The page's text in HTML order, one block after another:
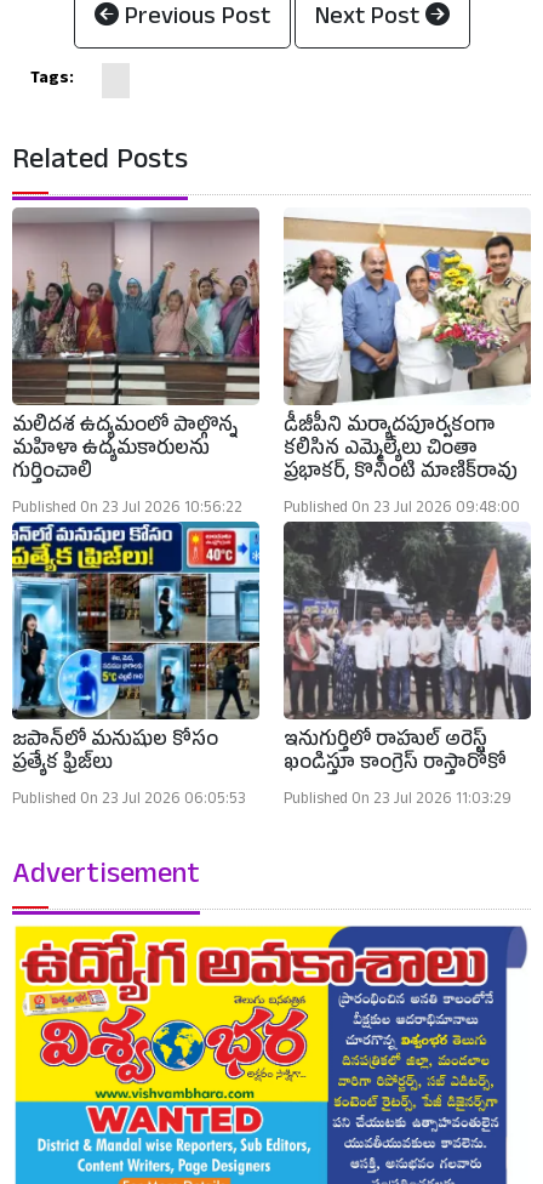
Previous Post Next Post
Tags:
Related Posts
మలిదశ ఉద్యమంలో పాల్గొన్న
మహిళా ఉద్యమకారులను
గుర్తించాలి
Published On 23 Jul 2026 10:56:22
డీజీపీని మర్యాదపూర్వకంగా
కలిసిన ఎమ్మెల్యేలు చింతా
ప్రభాకర్, కొనింటి మాణిక్‌రావు
Published On 23 Jul 2026 09:48:00
జపాన్‌లో మనుషుల కోసం
ప్రత్యేక ఫ్రిజ్‌లు
Published On 23 Jul 2026 06:05:53
ఇనుగుర్తిలో రాహుల్ అరెస్ట్
ఖండిస్తూ కాంగ్రెస్ రాస్తారోకో
Published On 23 Jul 2026 11:03:29
Advertisement